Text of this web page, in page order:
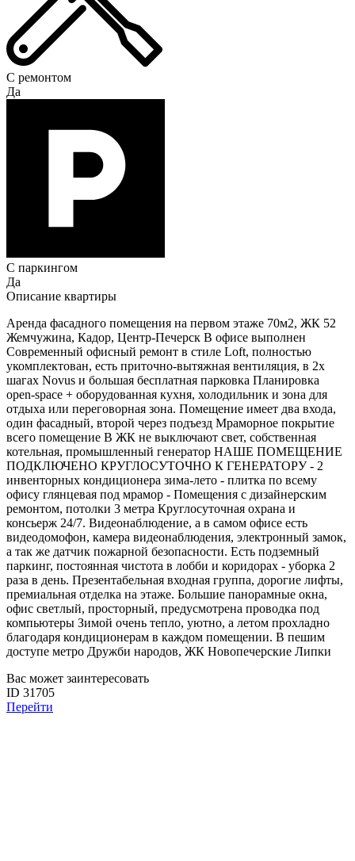
С ремонтом
Да
С паркингом
Да
Описание квартиры
Аренда фасадного помещения на первом этаже 70м2, ЖК 52
Жемчужина, Кадор, Центр-Печерск В офисе выполнен
Современный офисный ремонт в стиле Loft, полностью
укомплектован, есть приточно-вытяжная вентиляция, в 2х
шагах Novus и большая бесплатная парковка Планировка
open-space + оборудованная кухня, холодильник и зона для
отдыха или переговорная зона. Помещение имеет два входа,
один фасадный, второй через подъезд Мраморное покрытие
всего помещение В ЖК не выключают свет, собственная
котельная, промышленный генератор НАШЕ ПОМЕЩЕНИЕ
ПОДКЛЮЧЕНО КРУГЛОСУТОЧНО К ГЕНЕРАТОРУ - 2
инвенторных кондиционера зима-лето - плитка по всему
офису глянцевая под мрамор - Помещения с дизайнерским
ремонтом, потолки 3 метра Круглосуточная охрана и
консьерж 24/7. Видеонаблюдение, а в самом офисе есть
видеодомофон, камера видеонаблюдения, электронный замок,
а так же датчик пожарной безопасности. Есть подземный
паркинг, постоянная чистота в лобби и коридорах - уборка 2
раза в день. Презентабельная входная группа, дорогие лифты,
премиальная отделка на этаже. Большие панорамные окна,
офис светлый, просторный, предусмотрена проводка под
компьютеры Зимой очень тепло, уютно, а летом прохладно
благодаря кондиционерам в каждом помещении. В пешим
доступе метро Дружби народов, ЖК Новопечерские Липки
Вас может заинтересовать
ID 31705
Перейти